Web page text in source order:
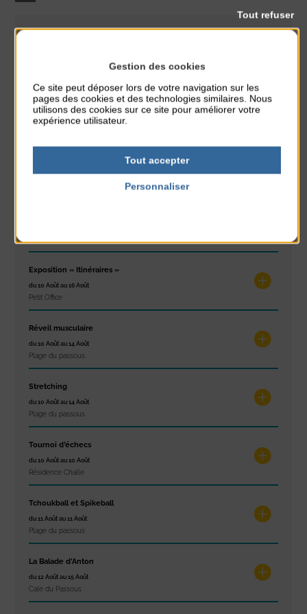
PARTAGER CETTE INFO :
À noter aussi
Exposition « Itinéraires »
du 10 Août au 16 Août
Petit Office
Réveil musculaire
du 10 Août au 14 Août
Plage du passous
Stretching
du 10 Août au 14 Août
Plage du passous
Tournoi d’échecs
du 10 Août au 10 Août
Résidence Challe
Tchoukball et Spikeball
du 11 Août au 11 Août
Plage du passous
La Balade d’Anton
du 12 Août au 15 Août
Cale du Passous
Gestion des cookies
Ce site peut déposer lors de votre navigation sur les
pages des cookies et des technologies similaires. Nous
utilisons des cookies sur ce site pour améliorer votre
expérience utilisateur.
Tout accepter
Tout refuser
Personnaliser